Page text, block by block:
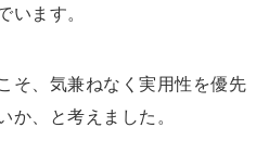
います。
そ、気兼ねなく実用性を優先
か、と考えました。